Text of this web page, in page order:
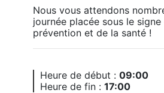
Nous vous attendons
journée placée sous le signe
prévention et de la santé !
Heure de début : 09:00
Heure de fin : 17:00